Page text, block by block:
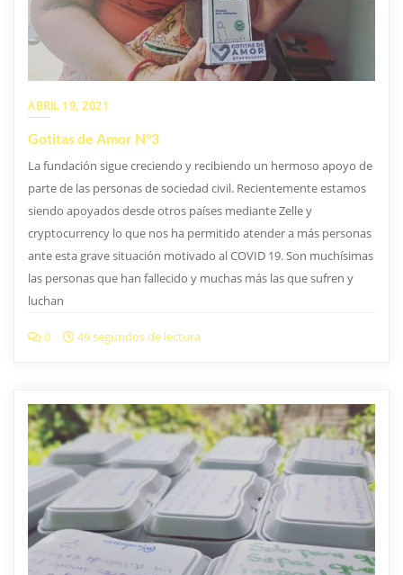
ABRIL 19, 2021
Gotitas de Amor N°3
La fundación sigue creciendo y recibiendo un hermoso apoyo de
parte de las personas de sociedad civil. Recientemente estamos
siendo apoyados desde otros países mediante Zelle y
cryptocurrency lo que nos ha permitido atender a más personas
ante esta grave situación motivado al COVID 19. Son muchísimas
las personas que han fallecido y muchas más las que sufren y
luchan
0 49 segundos de lectura